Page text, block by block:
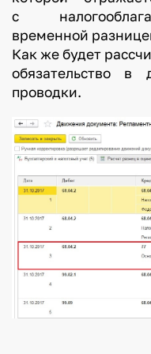
с
временной
Как же будет
обязательство в
проводки.